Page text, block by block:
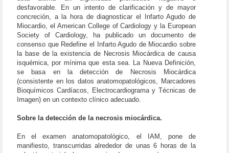
desfavorable. En un intento de clarificación y de mayor
concreción, a la hora de diagnosticar el Infarto Agudo de
Miocardio, el American College of Cardiology y la European
Society of Cardiology, ha publicado un documento de
consenso que Redefine el Infarto Agudo de Miocardio sobre
la base de la existencia de Necrosis Miocárdica de causa
isquémica, por mínima que esta sea. La Nueva Definición,
se basa en la detección de Necrosis Miocárdica
(consistente en los datos anatomopatológicos, Marcadores
Bioquímicos Cardíacos, Electrocardiograma y Técnicas de
Imagen) en un contexto clínico adecuado.
Sobre la detección de la necrosis miocárdica.
En el examen anatomopatológico, el IAM, pone de
manifiesto, transcurridas alrededor de unas 6 horas de la